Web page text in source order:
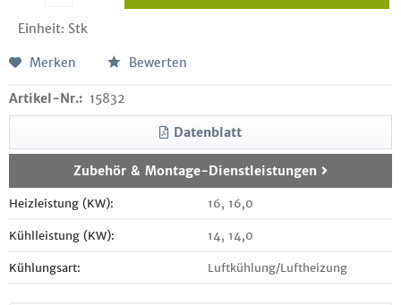
Einheit: Stk
Merken Bewerten
Artikel-Nr.: 15832
Datenblatt
Zubehör & Montage-Dienstleistungen
Heizleistung (KW): 16, 16,0
Kühlleistung (KW): 14, 14,0
Kühlungsart: Luftkühlung/Luftheizung